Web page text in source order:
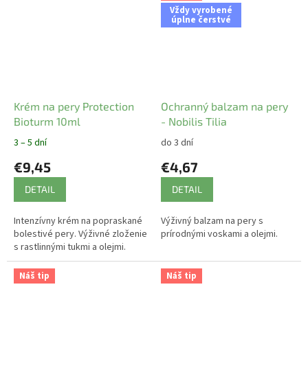
Krém na pery Protection
Bioturm 10ml
3 – 5 dní
€9,45
DETAIL
Intenzívny krém na popraskané
bolestivé pery. Výživné zloženie
s rastlinnými tukmi a olejmi.
Vždy vyrobené
úplne čerstvé
Ochranný balzam na pery
- Nobilis Tilia
do 3 dní
€4,67
DETAIL
Výživný balzam na pery s
prírodnými voskami a olejmi.
Náš tip Náš tip